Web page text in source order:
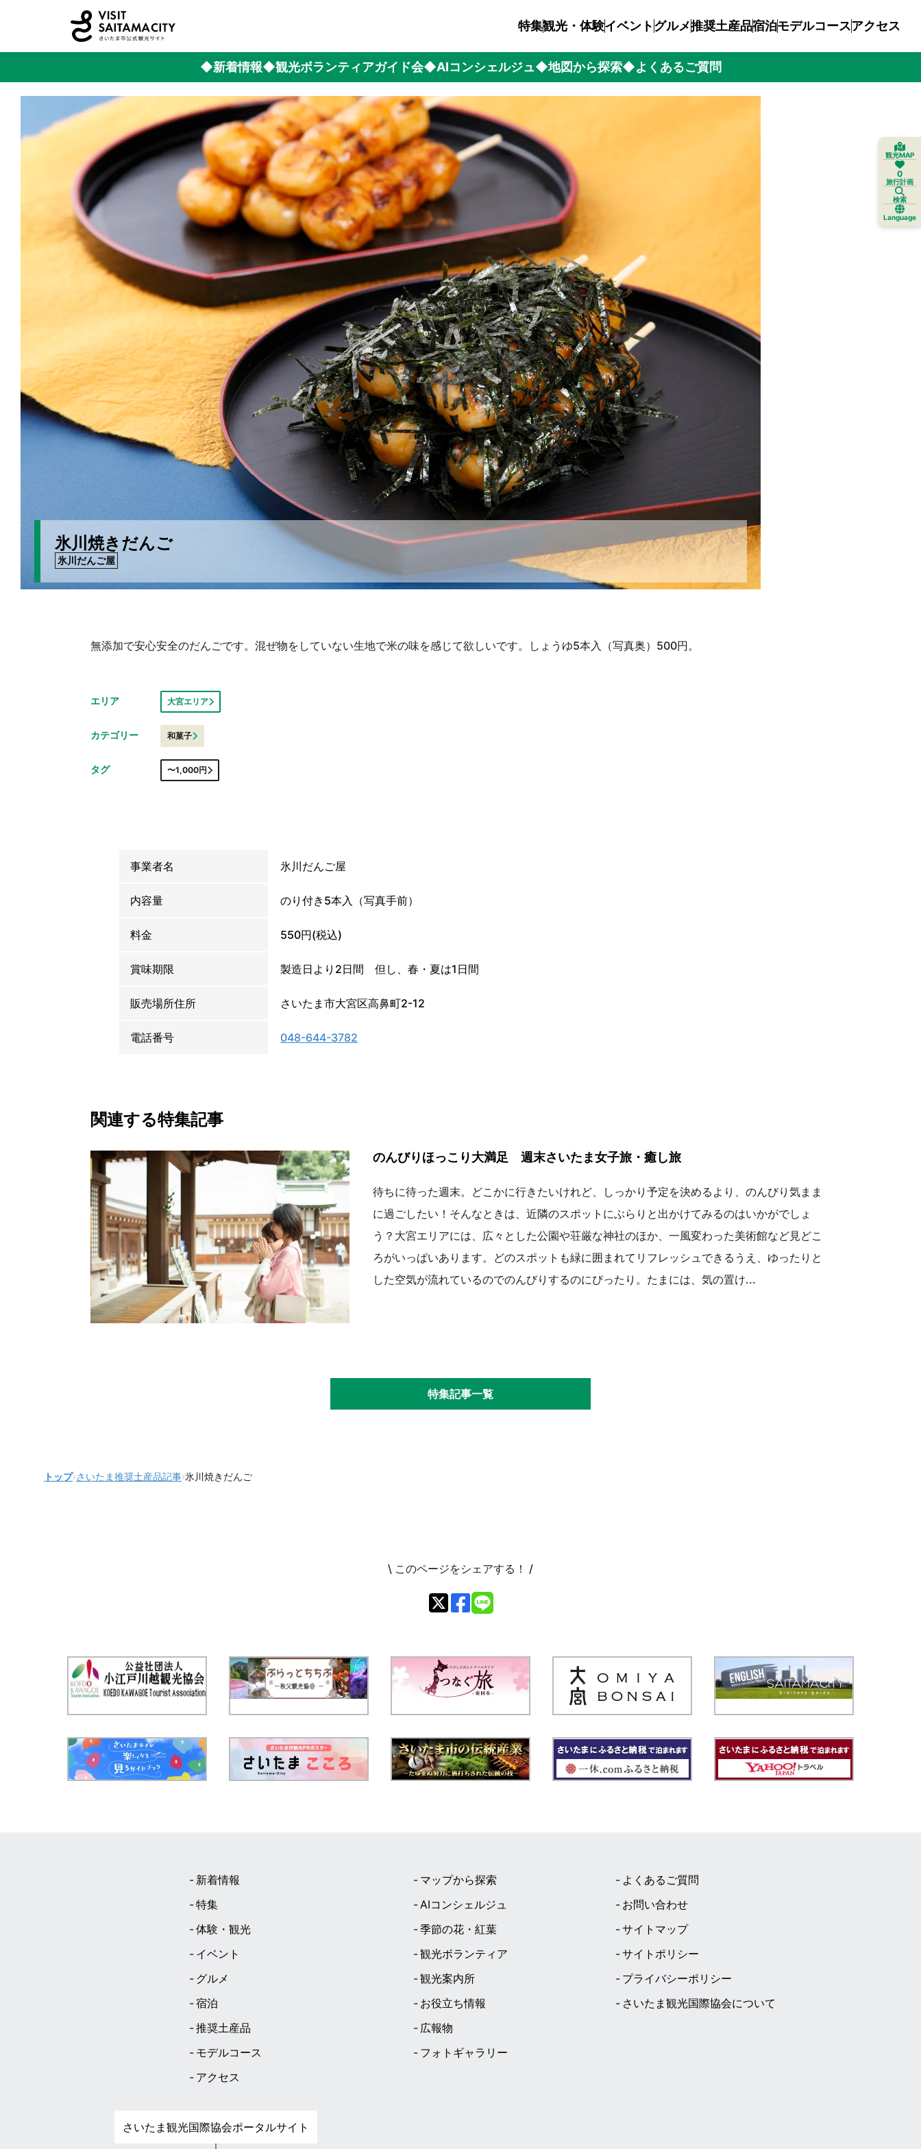
特集観光・体験イベントグルメ推奨土産品宿泊モデルコースアクセス
◆新着情報◆観光ボランティアガイド会◆AIコンシェルジュ◆地図から探索◆よくあるご質問
氷川焼きだんご
氷川だんご屋
無添加で安心安全のだんごです。混ぜ物をしていない生地で米の味を感じて欲しいです。しょうゆ5本入（写真奥）500円。
エリア 大宮エリア
カテゴリー 和菓子
タグ 〜1,000円
事業者名 氷川だんご屋
内容量 のり付き5本入（写真手前）
料金 550円(税込)
賞味期限 製造日より2日間 但し、春・夏は1日間
販売場所住所 さいたま市大宮区高鼻町2-12
電話番号 048-644-3782
関連する特集記事
のんびりほっこり大満足 週末さいたま女子旅・癒し旅
待ちに待った週末。どこかに行きたいけれど、しっかり予定を決めるより、のんびり気まま
に過ごしたい！そんなときは、近隣のスポットにぶらりと出かけてみるのはいかがでしょ
う？大宮エリアには、広々とした公園や荘厳な神社のほか、一風変わった美術館など見どこ
ろがいっぱいあります。どのスポットも緑に囲まれてリフレッシュできるうえ、ゆったりと
した空気が流れているのでのんびりするのにぴったり。たまには、気の置け...
特集記事一覧
トップ›さいたま推奨土産品記事›氷川焼きだんご
観光MAP
0
旅行計画
検索
Language
\ このページをシェアする！ /
新着情報
特集
体験・観光
イベント
グルメ
宿泊
推奨土産品
モデルコース
アクセス
マップから探索
AIコンシェルジュ
季節の花・紅葉
観光ボランティア
観光案内所
お役立ち情報
広報物
フォトギャラリー
よくあるご質問
お問い合わせ
サイトマップ
サイトポリシー
プライバシーポリシー
さいたま観光国際協会について
さいたま観光国際協会ポータルサイト